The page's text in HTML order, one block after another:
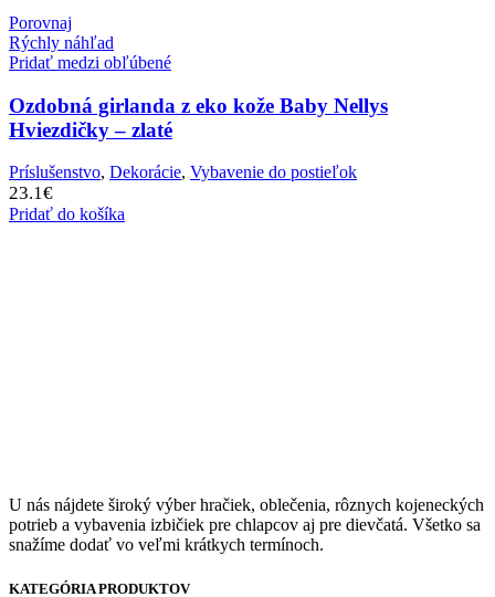
Porovnaj
Rýchly náhľad
Pridať medzi obľúbené
Ozdobná girlanda z eko kože Baby Nellys
Hviezdičky – zlaté
Príslušenstvo, Dekorácie, Vybavenie do postieľok
23.1€
Pridať do košíka
U nás nájdete široký výber hračiek, oblečenia, rôznych kojeneckých
potrieb a vybavenia izbičiek pre chlapcov aj pre dievčatá. Všetko sa
snažíme dodať vo veľmi krátkych termínoch.
KATEGÓRIA PRODUKTOV